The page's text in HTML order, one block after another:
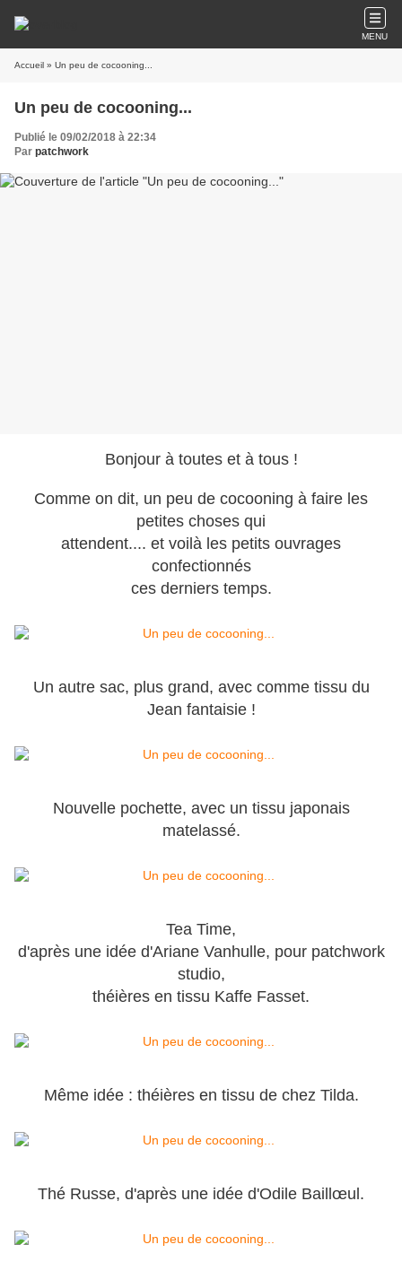
MENU
Accueil » Un peu de cocooning...
Un peu de cocooning...
Publié le 09/02/2018 à 22:34
Par patchwork
Bonjour à toutes et à tous !
Comme on dit, un peu de cocooning à faire les
petites choses qui
attendent.... et voilà les petits ouvrages
confectionnés
ces derniers temps.
Un autre sac, plus grand, avec comme tissu du
Jean fantaisie !
Nouvelle pochette, avec un tissu japonais
matelassé.
Tea Time,
d'après une idée d'Ariane Vanhulle, pour patchwork
studio,
théières en tissu Kaffe Fasset.
Même idée : théières en tissu de chez Tilda.
Thé Russe, d'après une idée d'Odile Baill œul.